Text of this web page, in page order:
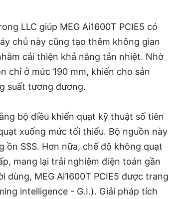
LLC giúp MEG Ai1600T PCIE5 có
chủ này cũng tạo thêm không gian
cải thiện khả năng tản nhiệt. Nhờ
chỉ ở mức 190 mm, khiến cho sản
suất tương đương.
bộ điều khiển quạt kỹ thuật số tiên
xuống mức tối thiểu. Bộ nguồn này
ồn SSS. Hơn nữa, chế độ không quạt
mang lại trải nghiệm điện toán gần
dùng, MEG Ai1600T PCIE5 được trang
intelligence - G.I.). Giải pháp tích